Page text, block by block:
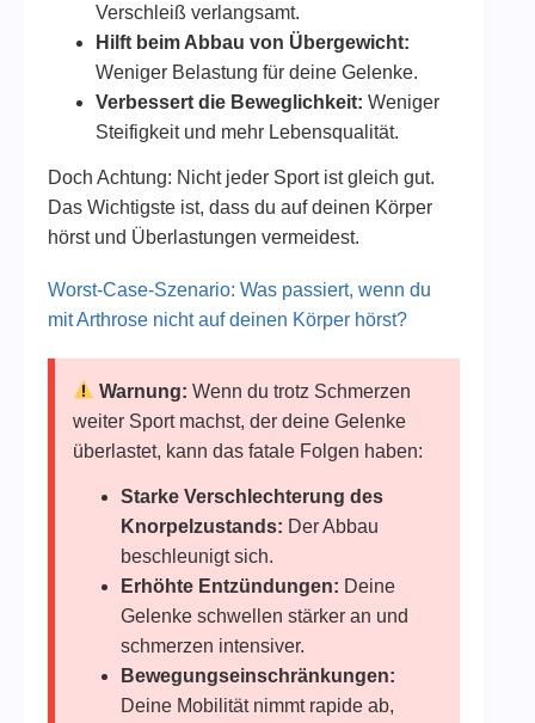
Verschleiß verlangsamt.
Hilft beim Abbau von Übergewicht:
Weniger Belastung für deine Gelenke.
Verbessert die Beweglichkeit: Weniger
Steifigkeit und mehr Lebensqualität.
Doch Achtung: Nicht jeder Sport ist gleich gut.
Das Wichtigste ist, dass du auf deinen Körper
hörst und Überlastungen vermeidest.
Worst-Case-Szenario: Was passiert, wenn du
mit Arthrose nicht auf deinen Körper hörst?
Warnung: Wenn du trotz Schmerzen
weiter Sport machst, der deine Gelenke
überlastet, kann das fatale Folgen haben:
Starke Verschlechterung des
Knorpelzustands: Der Abbau
beschleunigt sich.
Erhöhte Entzündungen: Deine
Gelenke schwellen stärker an und
schmerzen intensiver.
Bewegungseinschränkungen:
Deine Mobilität nimmt rapide ab,